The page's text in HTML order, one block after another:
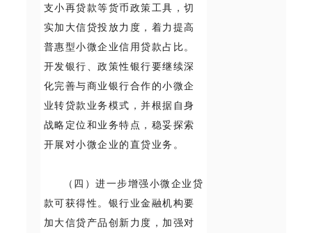
支小再贷款等货币政策工具，切
实加大信贷投放力度，着力提高
普惠型小微企业信用贷款占比。
开发银行、政策性银行要继续深
化完善与商业银行合作的小微企
业转贷款业务模式，并根据自身
战略定位和业务特点，稳妥探索
开展对小微企业的直贷业务。
（四）进一步增强小微企业贷
款可获得性。银行业金融机构要
加大信贷产品创新力度，加强对